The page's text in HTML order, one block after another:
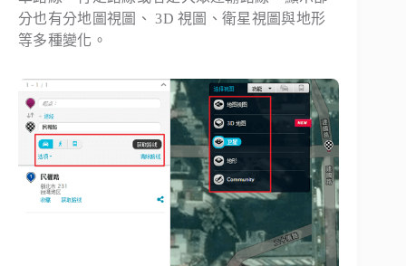
分也有分地圖視圖、 3D 視圖、衛星視圖與地形
等多種變化。